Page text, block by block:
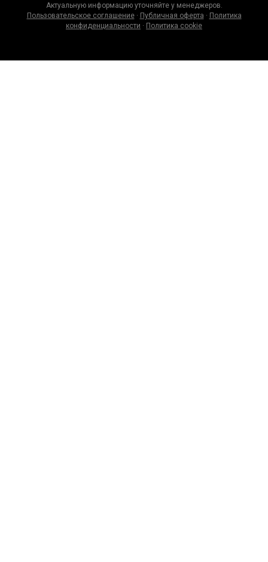
Актуальную информацию уточняйте у менеджеров.
Пользовательское соглашение· Публичная оферта · Политика
конфиденциальности · Политика cookie